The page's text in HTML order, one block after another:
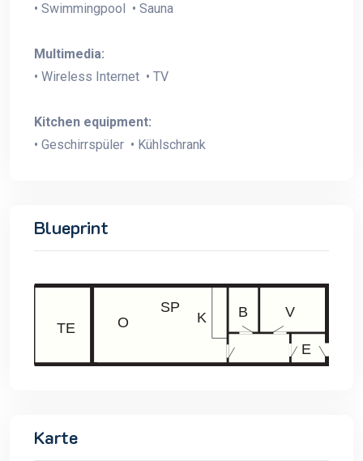
• Swimmingpool • Sauna
Multimedia:
• Wireless Internet • TV
Kitchen equipment:
• Geschirrspüler • Kühlschrank
Blueprint
Karte